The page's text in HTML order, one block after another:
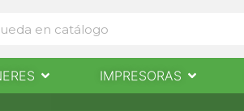
INFORMÁTICA
Abrir EscaneresIMPRESORAS Abrir